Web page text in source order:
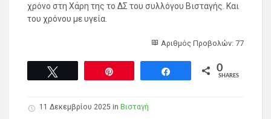
χρόνο στη Χάρη της το ΔΣ του συλλόγου Βισταγής. Και
του χρόνου με υγεία.
Αριθμός Προβολών: 77
0
SHARES
11 Δεκεμβρίου 2025 in Βισταγή